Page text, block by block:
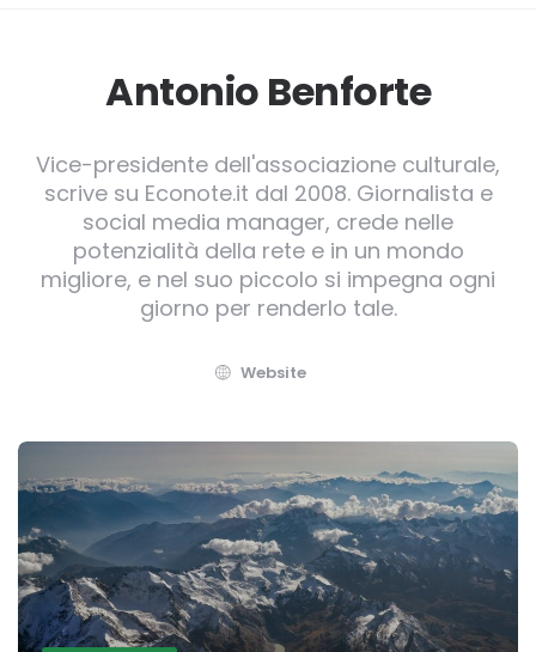
Antonio Benforte
Vice-presidente dell'associazione culturale,
scrive su Econote.it dal 2008. Giornalista e
social media manager, crede nelle
potenzialità della rete e in un mondo
migliore, e nel suo piccolo si impegna ogni
giorno per renderlo tale.
Website
Post
navigation